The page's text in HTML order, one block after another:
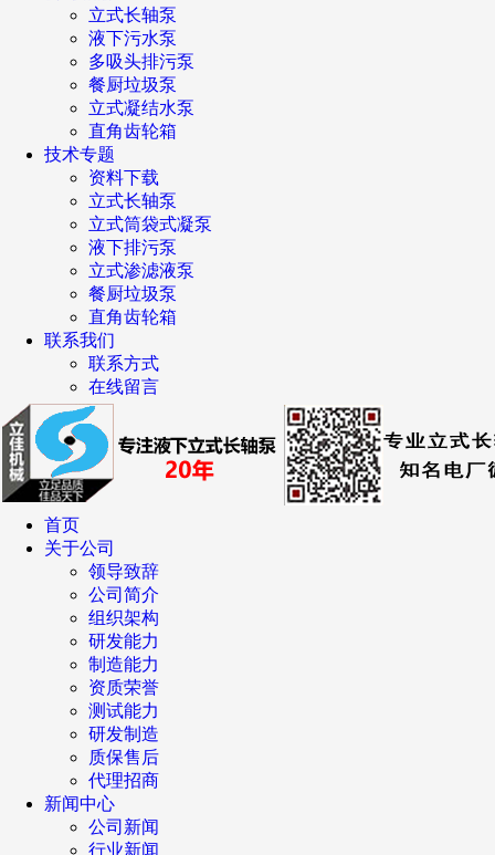
立式长轴泵
液下污水泵
多吸头排污泵
餐厨垃圾泵
立式凝结水泵
直角齿轮箱
技术专题
资料下载
立式长轴泵
立式筒袋式凝泵
液下排污泵
立式渗滤液泵
餐厨垃圾泵
直角齿轮箱
联系我们
联系方式
在线留言
首页
关于公司
领导致辞
公司简介
组织架构
研发能力
制造能力
资质荣誉
测试能力
研发制造
质保售后
代理招商
新闻中心
公司新闻
行业新闻